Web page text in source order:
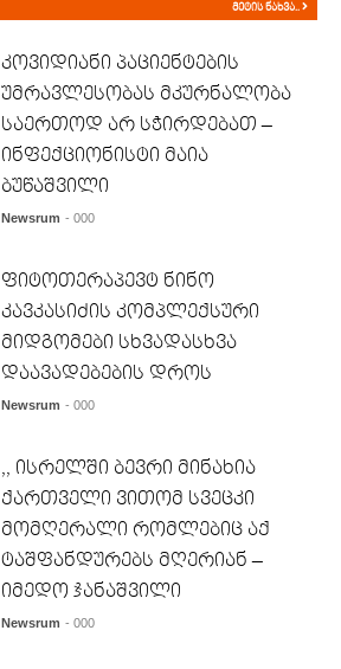
მეტის ნახვა..
კოვიდიანი პაციენტების
უმრავლესობას მკურნალობა
საერთოდ არ სჭირდებათ –
ინფექციონისტი მაია
ბუწაშვილი
Newsrum - 000
ფიტოთერაპევტ ნინო
კავკასიძის კომპლექსური
მიდგომები სხვადასხვა
დაავადებების დროს
Newsrum - 000
,, ისრელში ბევრი მინახია
ქართველი ვითომ სვეცკი
მომღერალი რომლებიც აქ
ტაშფანდურებს მღერიან –
იმედო ჯანაშვილი
Newsrum - 000